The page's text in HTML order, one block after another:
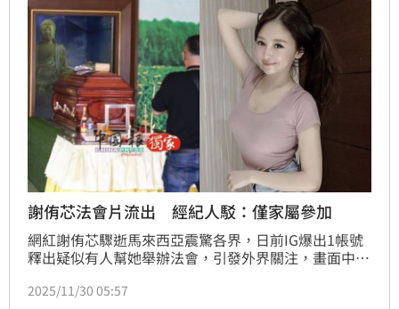
謝侑芯法會片流出 經紀人駁：僅家屬參加
網紅謝侑芯驟逝馬來西亞震驚各界，日前IG爆出1帳號
釋出疑似有人幫她舉辦法會，引發外界關注，畫面中，
謝侑芯經紀人發聲了。
2025/11/30 05:57